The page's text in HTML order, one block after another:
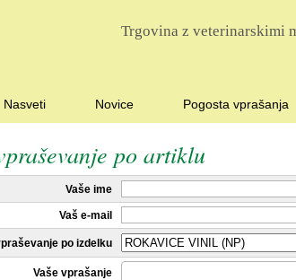
Trgovina z veterinarskimi
Nasveti Novice Pogosta vprašanja
po artiklu
Vaše ime
Vaš e-mail
po izdelku
Vaše vprašanje